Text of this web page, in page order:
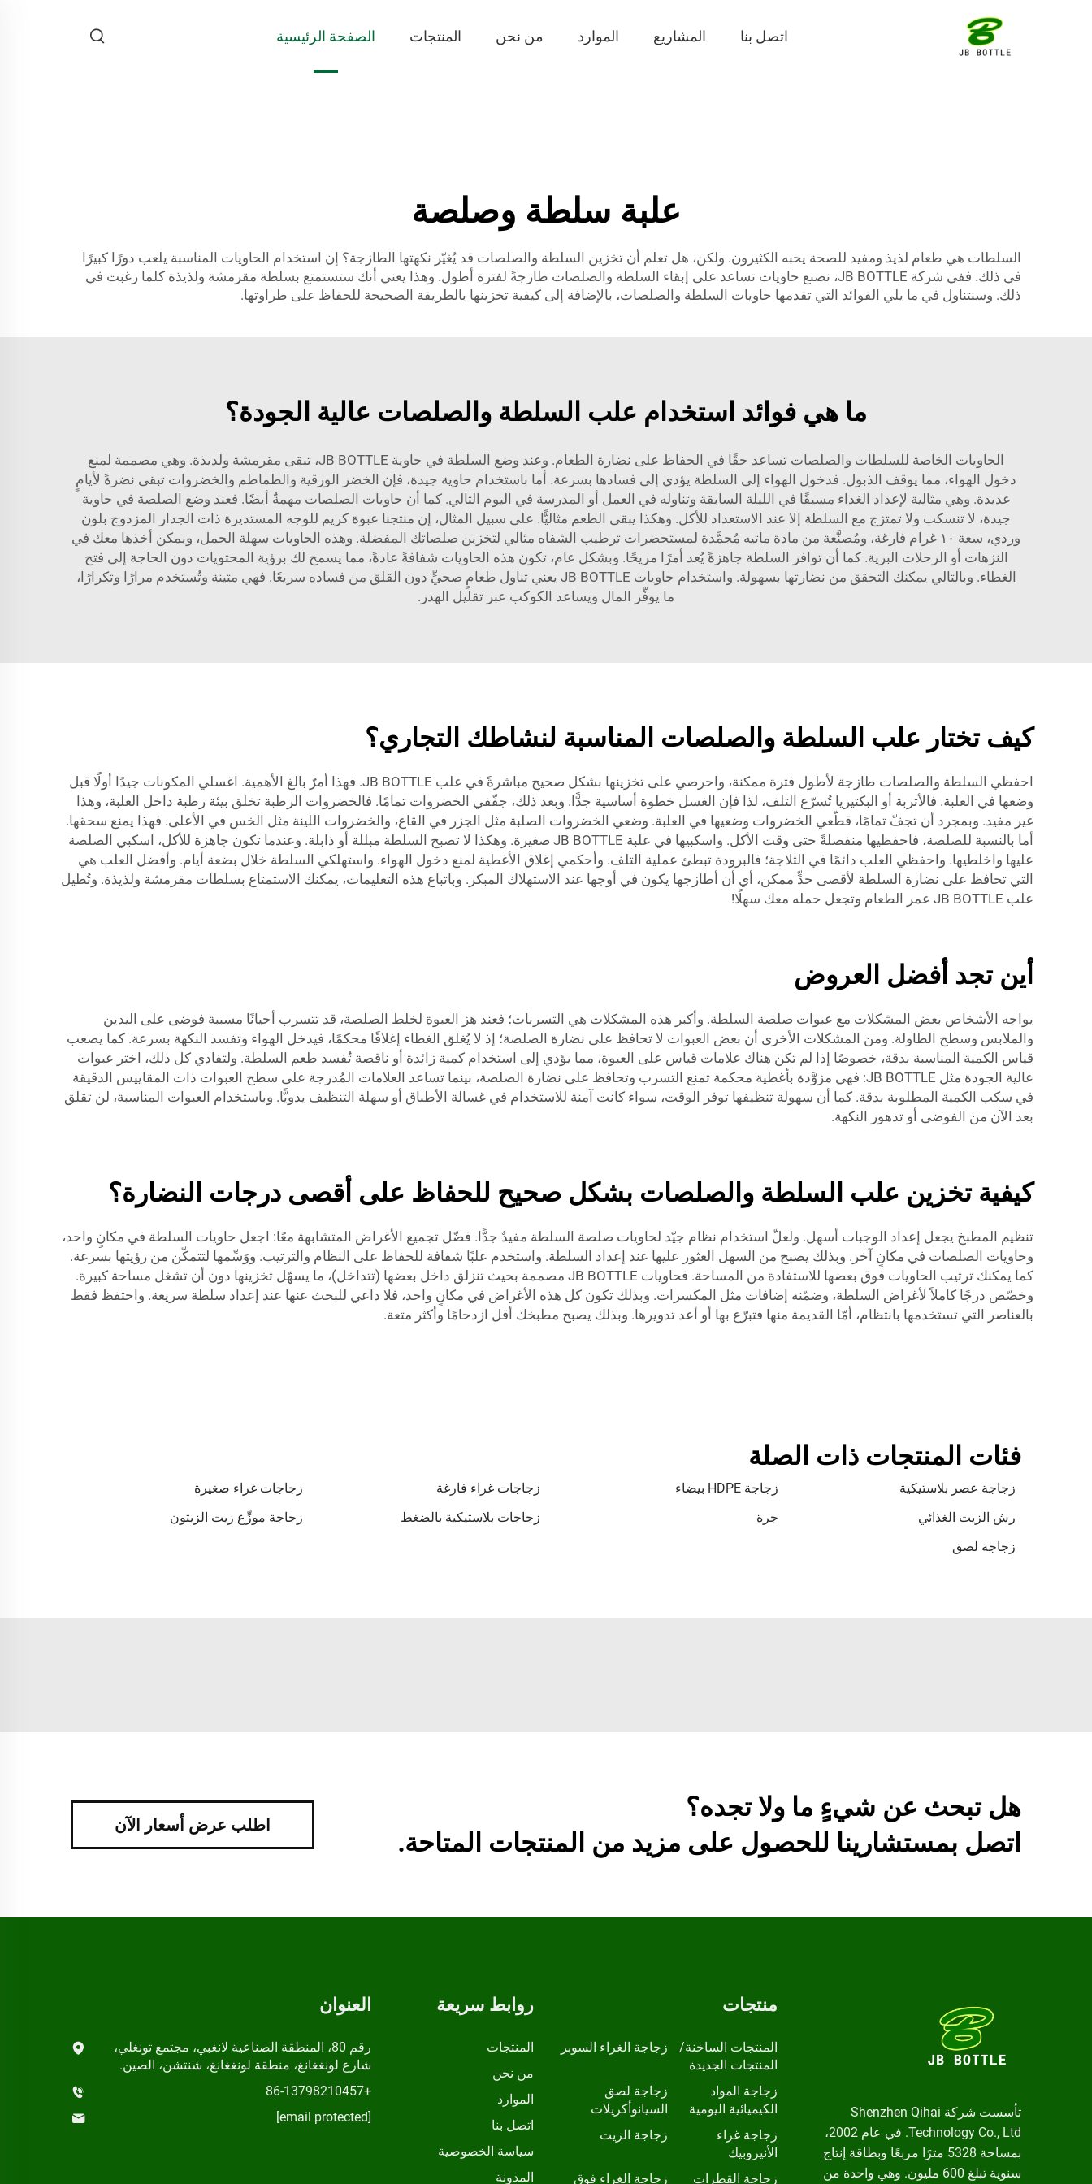
الصفحة الرئيسية المنتجات من نحن الموارد المشاريع اتصل بنا
علبة سلطة وصلصة
السلطات هي طعام لذيذ ومفيد للصحة يحبه الكثيرون. ولكن، هل تعلم أن تخزين السلطة والصلصات قد يُغيّر نكهتها الطازجة؟ إن استخدام الحاويات المناسبة يلعب دورًا كبيرًا
في ذلك. ففي شركة JB BOTTLE، نصنع حاويات تساعد على إبقاء السلطة والصلصات طازجةً لفترة أطول. وهذا يعني أنك ستستمتع بسلطة مقرمشة ولذيذة كلما رغبت في
ذلك. وسنتناول في ما يلي الفوائد التي تقدمها حاويات السلطة والصلصات، بالإضافة إلى كيفية تخزينها بالطريقة الصحيحة للحفاظ على طراوتها.
ما هي فوائد استخدام علب السلطة والصلصات عالية الجودة؟
الحاويات الخاصة للسلطات والصلصات تساعد حقًا في الحفاظ على نضارة الطعام. وعند وضع السلطة في حاوية JB BOTTLE، تبقى مقرمشة ولذيذة. وهي مصممة لمنع
دخول الهواء، مما يوقف الذبول. فدخول الهواء إلى السلطة يؤدي إلى فسادها بسرعة. أما باستخدام حاوية جيدة، فإن الخضر الورقية والطماطم والخضروات تبقى نضرةً لأيامٍ
عديدة. وهي مثالية لإعداد الغداء مسبقًا في الليلة السابقة وتناوله في العمل أو المدرسة في اليوم التالي. كما أن حاويات الصلصات مهمةٌ أيضًا. فعند وضع الصلصة في حاوية
جيدة، لا تنسكب ولا تمتزج مع السلطة إلا عند الاستعداد للأكل. وهكذا يبقى الطعم مثاليًّا. على سبيل المثال، إن منتجنا عبوة كريم للوجه المستديرة ذات الجدار المزدوج بلون
وردي، سعة ١٠ غرام فارغة، ومُصنَّعة من مادة ماتيه مُجمَّدة لمستحضرات ترطيب الشفاه
مثالي لتخزين صلصاتك المفضلة. وهذه الحاويات سهلة الحمل، ويمكن أخذها معك في
النزهات أو الرحلات البرية. كما أن توافر السلطة جاهزةً يُعد أمرًا مريحًا. وبشكل عام، تكون هذه الحاويات شفافةً عادةً، مما يسمح لك برؤية المحتويات دون الحاجة إلى فتح
الغطاء. وبالتالي يمكنك التحقق من نضارتها بسهولة. واستخدام حاويات JB BOTTLE يعني تناول طعامٍ صحيٍّ دون القلق من فساده سريعًا. فهي متينة وتُستخدم مرارًا وتكرارًا،
ما يوفِّر المال ويساعد الكوكب عبر تقليل الهدر.
كيف تختار علب السلطة والصلصات المناسبة لنشاطك التجاري؟
احفظي السلطة والصلصات طازجة لأطول فترة ممكنة، واحرصي على تخزينها بشكل صحيح مباشرةً في علب JB BOTTLE. فهذا أمرٌ بالغ الأهمية. اغسلي المكونات جيدًا أولًا قبل
وضعها في العلبة. فالأتربة أو البكتيريا تُسرّع التلف، لذا فإن الغسل خطوة أساسية جدًّا. وبعد ذلك، جفّفي الخضروات تمامًا. فالخضروات الرطبة تخلق بيئة رطبة داخل العلبة، وهذا
غير مفيد. وبمجرد أن تجفّ تمامًا، قطّعي الخضروات وضعيها في العلبة. وضعي الخضروات الصلبة مثل الجزر في القاع، والخضروات اللينة مثل الخس في الأعلى. فهذا يمنع سحقها.
أما بالنسبة للصلصة، فاحفظيها منفصلةً حتى وقت الأكل. واسكبيها في علبة JB BOTTLE صغيرة. وهكذا لا تصبح السلطة مبللة أو ذابلة. وعندما تكون جاهزة للأكل، اسكبي الصلصة
عليها واخلطيها. واحفظي العلب دائمًا في الثلاجة؛ فالبرودة تبطئ عملية التلف. وأحكمي إغلاق الأغطية لمنع دخول الهواء. واستهلكي السلطة خلال بضعة أيام. وأفضل العلب هي
التي تحافظ على نضارة السلطة لأقصى حدٍّ ممكن، أي أن أطازجها يكون في أوجها عند الاستهلاك المبكر. وباتباع هذه التعليمات، يمكنك الاستمتاع بسلطات مقرمشة ولذيذة. وتُطيل
علب JB BOTTLE عمر الطعام وتجعل حمله معك سهلًا!
أين تجد أفضل العروض
يواجه الأشخاص بعض المشكلات مع عبوات صلصة السلطة. وأكبر هذه المشكلات هي التسربات؛ فعند هز العبوة لخلط الصلصة، قد تتسرب أحيانًا مسببة فوضى على اليدين
والملابس وسطح الطاولة. ومن المشكلات الأخرى أن بعض العبوات لا تحافظ على نضارة الصلصة؛ إذ لا يُغلق الغطاء إغلاقًا محكمًا، فيدخل الهواء وتفسد النكهة بسرعة. كما يصعب
قياس الكمية المناسبة بدقة، خصوصًا إذا لم تكن هناك علامات قياس على العبوة، مما يؤدي إلى استخدام كمية زائدة أو ناقصة تُفسد طعم السلطة. ولتفادي كل ذلك، اختر عبوات
عالية الجودة مثل JB BOTTLE: فهي مزوَّدة بأغطية محكمة تمنع التسرب وتحافظ على نضارة الصلصة، بينما تساعد العلامات المُدرجة على سطح العبوات ذات المقاييس الدقيقة
في سكب الكمية المطلوبة بدقة. كما أن سهولة تنظيفها توفر الوقت، سواء كانت آمنة للاستخدام في غسالة الأطباق أو سهلة التنظيف يدويًّا. وباستخدام العبوات المناسبة، لن تقلق
بعد الآن من الفوضى أو تدهور النكهة.
كيفية تخزين علب السلطة والصلصات بشكل صحيح للحفاظ على أقصى درجات النضارة؟
تنظيم المطبخ يجعل إعداد الوجبات أسهل. ولعلّ استخدام نظام جيّد لحاويات صلصة السلطة مفيدٌ جدًّا. فضّل تجميع الأغراض المتشابهة معًا: اجعل حاويات السلطة في مكانٍ واحد،
وحاويات الصلصات في مكانٍ آخر. وبذلك يصبح من السهل العثور عليها عند إعداد السلطة. واستخدم علبًا شفافة للحفاظ على النظام والترتيب. ووَسِّمها لتتمكّن من رؤيتها بسرعة.
كما يمكنك ترتيب الحاويات فوق بعضها للاستفادة من المساحة. فحاويات JB BOTTLE مصممة بحيث تنزلق داخل بعضها (تتداخل)، ما يسهّل تخزينها دون أن تشغل مساحة كبيرة.
وخصّص درجًا كاملاً لأغراض السلطة، وضمّنه إضافات مثل المكسرات. وبذلك تكون كل هذه الأغراض في مكانٍ واحد، فلا داعي للبحث عنها عند إعداد سلطة سريعة. واحتفظ فقط
بالعناصر التي تستخدمها بانتظام، أمّا القديمة منها فتبرّع بها أو أعد تدويرها. وبذلك يصبح مطبخك أقل ازدحامًا وأكثر متعة.
فئات المنتجات ذات الصلة
زجاجة عصر بلاستيكية زجاجة HDPE بيضاء زجاجات غراء فارغة
زجاجات غراء صغيرة
رش الزيت الغذائي
جرة زجاجات بلاستيكية بالضغط
زجاجة موزِّع زيت الزيتون
زجاجة لصق
هل تبحث عن شيءٍ ما ولا تجده؟
اتصل بمستشارينا للحصول على مزيد من المنتجات المتاحة.
اطلب عرض أسعار الآن
تأسست شركة Shenzhen Qihai
Technology Co., Ltd. في عام 2002،
بمساحة 5328 مترًا مربعًا وبطاقة إنتاج
سنوية تبلغ 600 مليون. وهي واحدة من
منتجات
المنتجات الساخنة/
المنتجات الجديدة
زجاجة الغراء السوبر
زجاجة المواد
الكيميائية اليومية
زجاجة لصق
السيانوأكريلات
زجاجة غراء
الأنيروبيك
زجاجة الزيت
زجاجة القطرات زجاجة الغراء فوق
روابط سريعة
المنتجات
من نحن
الموارد
اتصل بنا
سياسة الخصوصية
المدونة
العنوان
رقم 80، المنطقة الصناعية لانغبي، مجتمع تونغلي،
شارع لونغغانغ، منطقة لونغغانغ، شنتشن، الصين.
+86-13798210457
[email protected]